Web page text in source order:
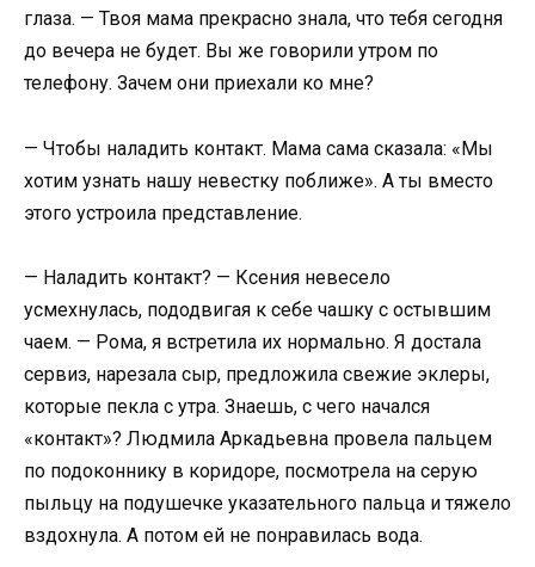
глаза. — Твоя мама прекрасно знала, что тебя сегодня
до вечера не будет. Вы же говорили утром по
телефону. Зачем они приехали ко мне?
— Чтобы наладить контакт. Мама сама сказала: «Мы
хотим узнать нашу невестку поближе». А ты вместо
этого устроила представление.
— Наладить контакт? — Ксения невесело
усмехнулась, пододвигая к себе чашку с остывшим
чаем. — Рома, я встретила их нормально. Я достала
сервиз, нарезала сыр, предложила свежие эклеры,
которые пекла с утра. Знаешь, с чего начался
«контакт»? Людмила Аркадьевна провела пальцем
по подоконнику в коридоре, посмотрела на серую
пыльцу на подушечке указательного пальца и тяжело
вздохнула. А потом ей не понравилась вода.